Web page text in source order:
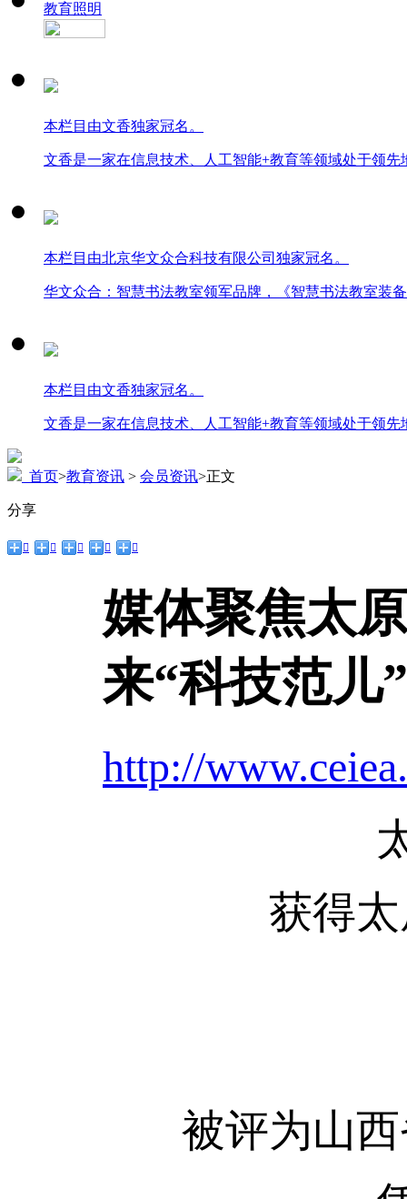
教育照明
本栏目由文香独家冠名。
文香是一家在信息技术、人工智能+教育等领域处于领
本栏目由北京华文众合科技有限公司独家冠名。
华文众合：智慧书法教室领军品牌，《智慧书法教室装
本栏目由文香独家冠名。
文香是一家在信息技术、人工智能+教育等领域处于领
首页>教育资讯 > 会员资讯>正文
分享
    
媒体聚焦太
来“科技范儿”
http://
获得
被评为山